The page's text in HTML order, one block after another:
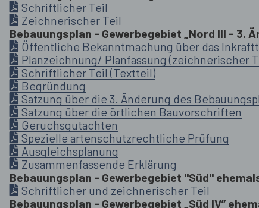
Schriftlicher Teil
Zeichnerischer Teil
Bebauungsplan - Gewerbegebiet „Nord III - 3.
Öffentliche Bekanntmachung über das
Planzeichnung/ Planfassung (zeichnerischer
Schriftlicher Teil (Textteil)
Begründung
Satzung über die 3. Änderung des
Satzung über die örtlichen Bauvorschriften
Geruchsgutachten
Spezielle artenschutzrechtliche Prüfung
Ausgleichsplanung
Zusammenfassende Erklärung
Bebauungsplan - Gewerbegebiet "Süd"
Schriftlicher und zeichnerischer Teil
Bebauungsplan - Gewerbegebiet „Süd IV”